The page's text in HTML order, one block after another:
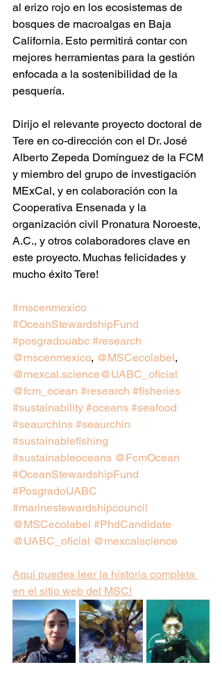
al erizo rojo en los ecosistemas de
bosques de macroalgas en Baja
California. Esto permitirá contar con
mejores herramientas para la gestión
enfocada a la sostenibilidad de la
pesquería.
Dirijo el relevante proyecto doctoral de
Tere en co-dirección con el Dr. José
Alberto Zepeda Domínguez de la FCM
y miembro del grupo de investigación
MExCal, y en colaboración con la
Cooperativa Ensenada y la
organización civil Pronatura Noroeste,
A.C., y otros colaboradores clave en
este proyecto. Muchas felicidades y
mucho éxito Tere!
#mscenmexico
#OceanStewardshipFund
#posgradouabc #research
@mscenmexico, @MSCecolabel,
@mexcal.science@UABC_oficial
@fcm_ocean #research #fisheries
#sustainability #oceans #seafood
#seaurchins #seaurchin
#sustainablefishing
#sustainableoceans @FcmOcean
#OceanStewardshipFund
#PosgradoUABC
#marinestewardshipcouncil
@MSCecolabel #PhdCandidate
@UABC_oficial @mexcalscience
Aquí puedes leer la historia completa
en el sitio web del MSC!